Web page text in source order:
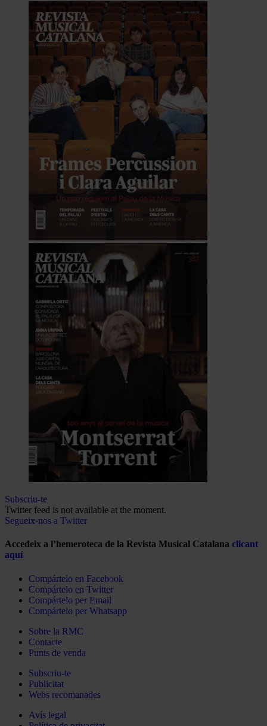
Subscriu-te
Twitter feed is not available at the moment.
Segueix-nos a Twitter
Accedeix a l’hemeroteca de la Revista Musical Catalana clicant
aquí
Compártelo en Facebook
Compártelo en Twitter
Compártelo per Email
Compártelo per Whatsapp
Sobre la RMC
Contacte
Punts de venda
Subscriu-te
Publicitat
Webs recomanades
Avís legal